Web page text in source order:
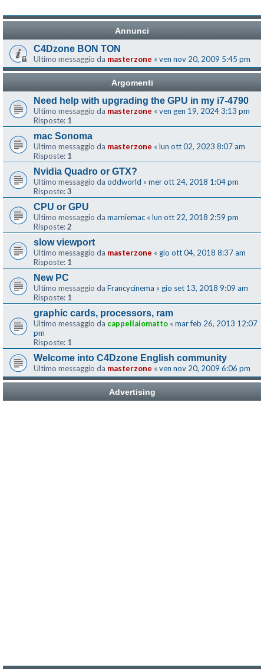
Annunci
C4Dzone BON TON
Ultimo messaggio da masterzone « ven nov 20, 2009 5:45 pm
Argomenti
Need help with upgrading the GPU in my i7-4790
Ultimo messaggio da masterzone « ven gen 19, 2024 3:13 pm
Risposte: 1
mac Sonoma
Ultimo messaggio da masterzone « lun ott 02, 2023 8:07 am
Risposte: 1
Nvidia Quadro or GTX?
Ultimo messaggio da oddworld « mer ott 24, 2018 1:04 pm
Risposte:3
CPU or GPU
Ultimo messaggio da marniemac « lun ott 22, 2018 2:59 pm
Risposte:2
slow viewport
Ultimo messaggio da masterzone « gio ott 04, 2018 8:37 am
Risposte: 1
New PC
Ultimo messaggio da Francycinema « gio set 13, 2018 9:09 am
Risposte: 1
graphic cards, processors, ram
Ultimo messaggio da cappellaiomatto « mar feb 26, 2013 12:07
pm
Risposte: 1
Welcome into C4Dzone English community
Ultimo messaggio da masterzone « ven nov 20, 2009 6:06 pm
Advertising